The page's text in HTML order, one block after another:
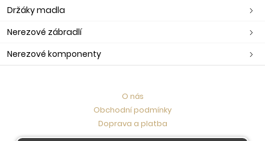
Držáky madla
Nerezové zábradlí
Nerezové komponenty
O nás
Obchodní podmínky
Doprava a platba